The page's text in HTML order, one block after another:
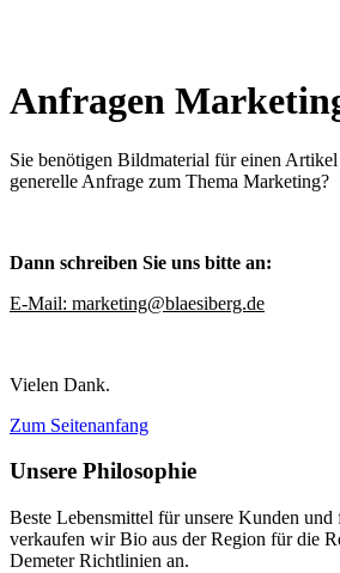
Anfragen
Sie benötigen Bildmaterial für einen Artikel
generelle Anfrage zum Thema Marketing?
Dann schreiben Sie uns bitte an:
E-Mail: marketing@blaesiberg.de
Vielen Dank.
Zum Seitenanfang
Unsere Philosophie
Beste Lebensmittel für unsere Kunden
verkaufen wir Bio aus der Region für die
Demeter Richtlinien an.